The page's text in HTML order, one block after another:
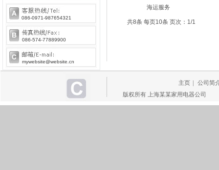
086-0971-987654321
086-574-77889900
mywebsite@website.cn
海运服务
共8条 每页10条 页次：1/1
主页
公司简
版权所有 上海某某家用电器公司